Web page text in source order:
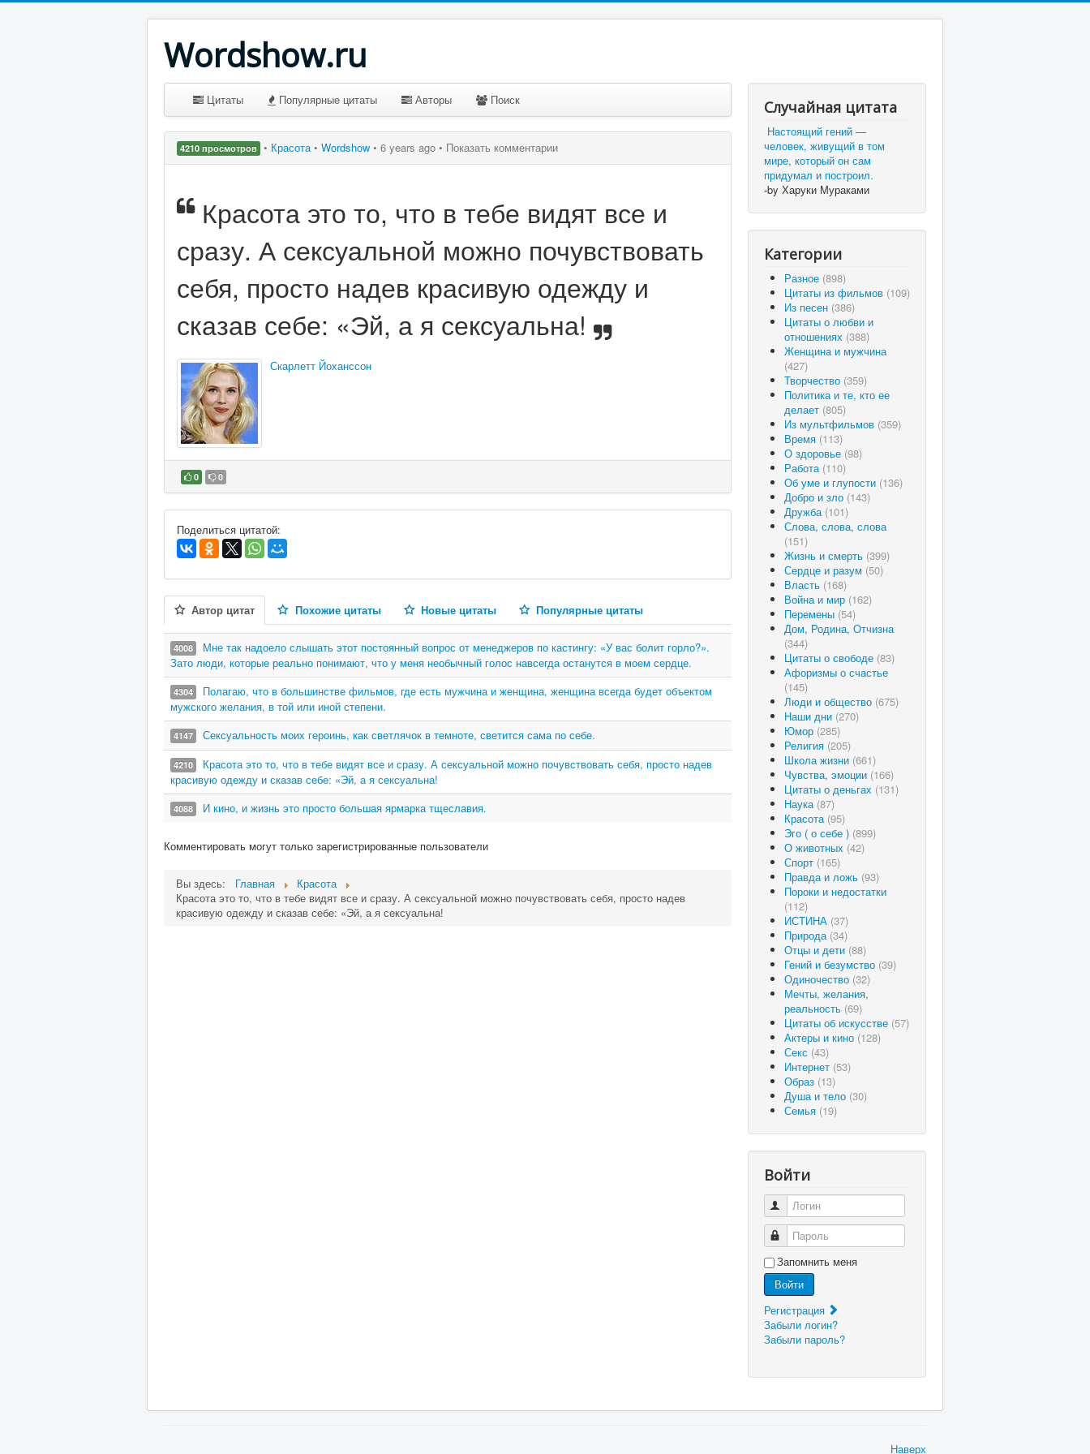
Wordshow.ru
Цитаты Популярные цитаты Авторы Поиск
4210 просмотров • Красота• Wordshow • 6 years ago • Показать комментарии
Красота это то, что в тебе видят все и
сразу. А сексуальной можно почувствовать
себя, просто надев красивую одежду и
сказав себе: «Эй, а я сексуальна!
Скарлетт Йоханссон
0 0
В избранное
Поделиться цитатой:
Автор цитат Похожие цитаты Новые цитаты Популярные цитаты
4008
Мне так надоело слышать этот постоянный вопрос от менеджеров по кастингу: «У вас болит горло?».
Зато люди, которые реально понимают, что у меня необычный голос навсегда останутся в моем сердце.
4304
Полагаю, что в большинстве фильмов, где есть мужчина и женщина, женщина всегда будет объектом
мужского желания, в той или иной степени.
4147 Сексуальность моих героинь, как светлячок в темноте, светится сама по себе.
4210
Красота это то, что в тебе видят все и сразу. А сексуальной можно почувствовать себя, просто надев
красивую одежду и сказав себе: «Эй, а я сексуальна!
4088 И кино, и жизнь это просто большая ярмарка тщеславия.
Комментировать могут только зарегистрированные пользователи
Вы здесь: Главная
Красота
Красота это то, что в тебе видят все и сразу. А сексуальной можно почувствовать себя, просто надев
красивую одежду и сказав себе: «Эй, а я сексуальна!
Случайная цитата
Настоящий гений —
человек, живущий в том
мире, который он сам
придумал и построил.
-by Харуки Мураками
Категории
Разное (898)
Цитаты из фильмов (109)
Из песен (386)
Цитаты о любви и
отношениях (388)
Женщина и мужчина
(427)
Творчество (359)
Политика и те, кто ее
делает (805)
Из мультфильмов (359)
Время (113)
О здоровье (98)
Работа (110)
Об уме и глупости (136)
Добро и зло (143)
Дружба (101)
Слова, слова, слова
(151)
Жизнь и смерть (399)
Сердце и разум (50)
Власть (168)
Война и мир (162)
Перемены (54)
Дом, Родина, Отчизна
(344)
Цитаты о свободе (83)
Афоризмы о счастье
(145)
Люди и общество (675)
Наши дни (270)
Юмор (285)
Религия (205)
Школа жизни (661)
Чувства, эмоции (166)
Цитаты о деньгах (131)
Наука (87)
Красота (95)
Эго ( о себе ) (899)
О животных (42)
Спорт (165)
Правда и ложь (93)
Пороки и недостатки
(112)
ИСТИНА (37)
Природа (34)
Отцы и дети (88)
Гений и безумство (39)
Одиночество (32)
Мечты, желания,
реальность (69)
Цитаты об искусстве (57)
Актеры и кино (128)
Секс (43)
Интернет (53)
Образ (13)
Душа и тело (30)
Семья (19)
Войти
Логин
Пароль
Запомнить меня
Войти
Регистрация
Забыли логин?
Забыли пароль?
Наверх